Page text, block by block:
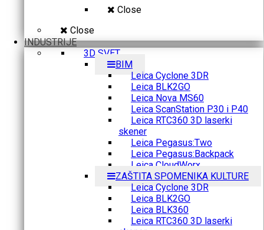
Close
Close
INDUSTRIJE
3D SVET
BIM
Leica Cyclone 3DR
Leica BLK2GO
Leica Nova MS60
Leica ScanStation P30 i P40
Leica RTC360 3D laserki
skener
Leica Pegasus:Two
Leica Pegasus:Backpack
Leica CloudWorx
ZAŠTITA SPOMENIKA KULTURE
Leica Cyclone 3DR
Leica BLK2GO
Leica BLK360
Leica RTC360 3D laserki